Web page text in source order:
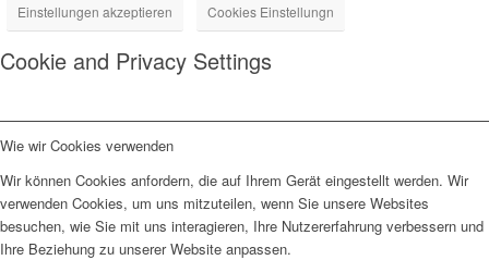
Einstellungen akzeptieren Cookies Einstellungn
Cookie and Privacy Settings
Wie wir Cookies verwenden
Wir können Cookies anfordern, die auf Ihrem Gerät eingestellt werden. Wir
verwenden Cookies, um uns mitzuteilen, wenn Sie unsere Websites
besuchen, wie Sie mit uns interagieren, Ihre Nutzererfahrung verbessern und
Ihre Beziehung zu unserer Website anpassen.